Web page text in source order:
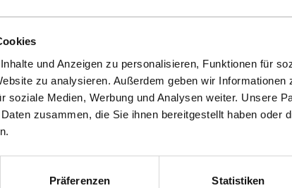
und Anzeigen zu personalisieren, Funktionen für
zu analysieren. Außerdem geben wir Informationen
soziale Medien, Werbung und Analysen weiter. Unsere
zusammen, die Sie ihnen bereitgestellt haben oder
Präferenzen Statistiken
Langsam ist schön